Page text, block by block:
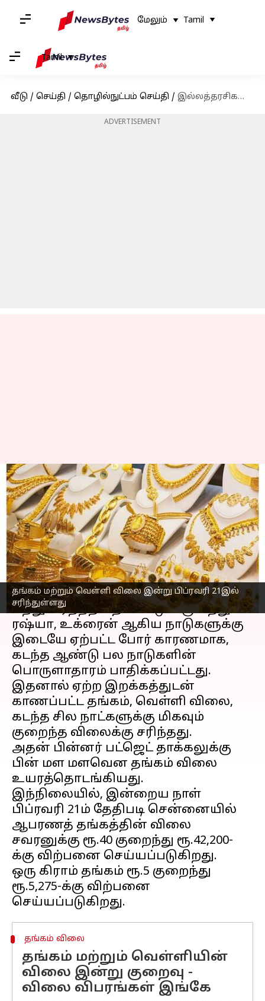
மேலும் Tamil
Tamil
வீடு / செய்தி / தொழில்நுட்பம் செய்தி / இல்லத்தரசிகளுக்கு மகிழ்ச்சி செய்தி! தங்கம் விலை குறைவு
ADVERTISEMENT
தங்கம் மற்றும் வெள்ளி விலை இன்று பிப்ரவரி 21இல்
சரிந்துள்ளது
இல்லத்தரசிகளுக்கு
மகிழ்ச்சி செய்தி! தங்கம்
விலை குறைவு
எழுதியவர் Siranjeevi Feb 21, 2023 01:39 pm
செய்தி முன்னோட்டம்
தங்கம் விலையானது அடிக்கடி சரிவு
மற்றும் ஏற்றத்தை கண்டு வருகிறது.
ரஷ்யா, உக்ரைன் ஆகிய நாடுகளுக்கு
இடையே ஏற்பட்ட போர் காரணமாக,
கடந்த ஆண்டு பல நாடுகளின்
பொருளாதாரம் பாதிக்கப்பட்டது.
இதனால் ஏற்ற இறக்கத்துடன்
காணப்பட்ட தங்கம், வெள்ளி விலை,
கடந்த சில நாட்களுக்கு மிகவும்
குறைந்த விலைக்கு சரிந்தது.
அதன் பின்னர் பட்ஜெட் தாக்கலுக்கு
பின் மள மளவென தங்கம் விலை
உயரத்தொடங்கியது.
இந்நிலையில், இன்றைய நாள்
பிப்ரவரி 21ம் தேதிபடி சென்னையில்
ஆபரணத் தங்கத்தின் விலை
சவரனுக்கு ரூ.40 குறைந்து ரூ.42,200-
க்கு விற்பனை செய்யப்படுகிறது.
ஒரு கிராம் தங்கம் ரூ.5 குறைந்து
ரூ.5,275-க்கு விற்பனை
தங்கம் விலை
தங்கம் மற்றும் வெள்ளியின்
விலை இன்று குறைவு -
விலை விபரங்கள் இங்கே